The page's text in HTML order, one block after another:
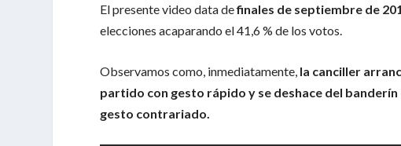
El presente video data definales de septiembre de
elecciones acaparando el 41,6 % de los votos.
Observamos como, inmediatamente, la canciller
partido con gesto rápido y se deshace del
gesto contrariado.